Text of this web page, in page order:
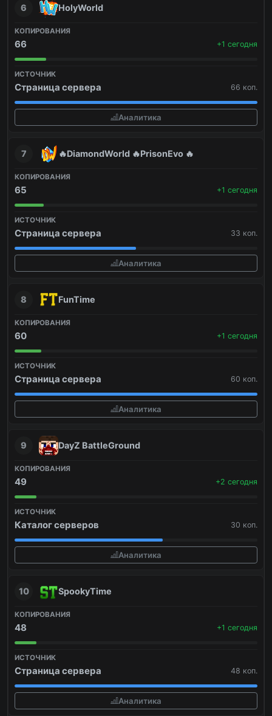
6 HolyWorld
66 +1 сегодня
Страница сервера 66 коп.
Аналитика
7 🔥DiamondWorld 🔥PrisonEvo 🔥
65 +1 сегодня
Страница сервера 33 коп.
Аналитика
8 FunTime
60 +1 сегодня
Страница сервера 60 коп.
Аналитика
9 DayZ BattleGround
49 +2 сегодня
Каталог серверов 30 коп.
Аналитика
10 SpookyTime
48 +1 сегодня
Страница сервера 48 коп.
Аналитика